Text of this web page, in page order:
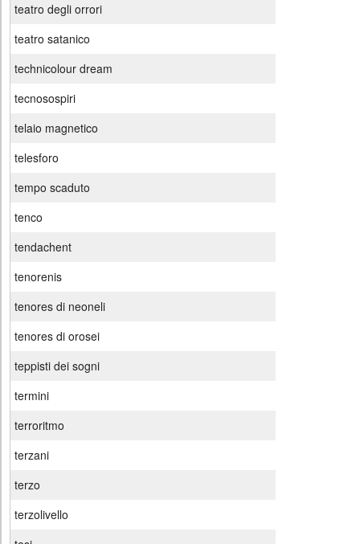
teatro degli orrori
teatro satanico
technicolour dream
tecnosospiri
telaio magnetico
telesforo
tempo scaduto
tenco
tendachent
tenorenis
tenores di neoneli
tenores di orosei
teppisti dei sogni
termini
terroritmo
terzani
terzo
terzolivello